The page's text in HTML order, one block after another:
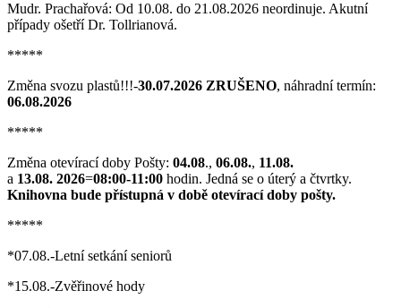
Mudr. Prachařová: Od 10.08. do 21.08.2026 neordinuje. Akutní
případy ošetří Dr. Tollrianová.
*****
Změna svozu plastů!!!-30.07.2026 ZRUŠENO, náhradní termín:
06.08.2026
*****
Změna otevírací doby Pošty: 04.08., 06.08., 11.08.
a 13.08. 2026=08:00-11:00 hodin. Jedná se o úterý a čtvrtky.
Knihovna bude přístupná v době otevírací doby pošty.
*****
*07.08.-Letní setkání seniorů
*15.08.-Zvěřinové hody